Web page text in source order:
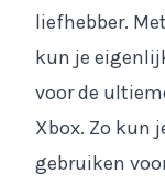
liefhebber.
kun je
voor de
Xbox. Zo kun
gebruiken